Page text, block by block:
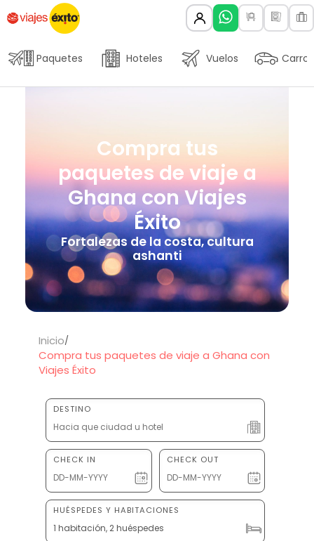
Paquetes Hoteles Vuelos Carros
Compra tus
paquetes de viaje a
Ghana con Viajes
Éxito
Fortalezas de la costa, cultura
ashanti
Inicio
Compra tus paquetes de viaje a Ghana con
Viajes Éxito
DESTINO
CHECK IN CHECK OUT
HUÉSPEDES Y HABITACIONES
1 habitación, 2 huéspedes